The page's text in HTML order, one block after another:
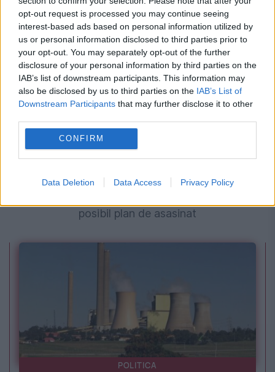
opt-out request is processed you may continue seeing
interest-based ads based on personal information utilized by
us or personal information disclosed to third parties prior to
your opt-out. You may separately opt-out of the further
disclosure of your personal information by third parties on the
IAB’s list of downstream participants. This information may
also be disclosed by us to third parties on the IAB’s List of
Downstream Participants that may further disclose it to other
CONFIRM
Data Deletion Data Access Privacy Policy
posibil plan de asasinat
POLITICA